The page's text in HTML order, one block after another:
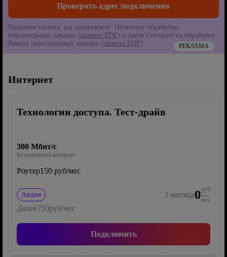
Нажимая кнопку, вы принимаете Политику обработки
персональных данных (скачать PDF) и даёте Согласие на обработку
Ваших персональных данных (скачать PDF) РЕКЛАМА
Интернет
Технологии доступа. Тест-драйв
300 Мбит/с
Безлимитный интернет
Роутер150 руб/мес
Акция 1 месяца0руб
мес
Далее750руб/мес
Подключить